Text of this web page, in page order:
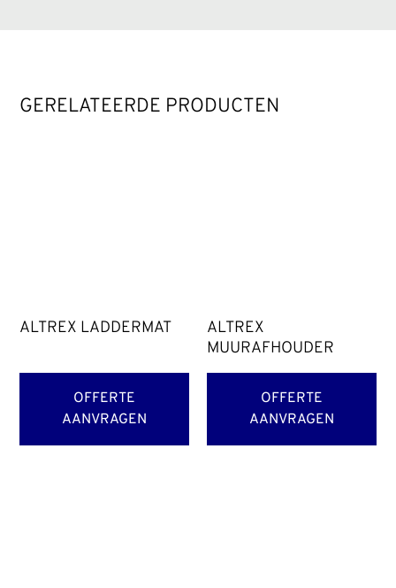
GERELATEERDE PRODUCTEN
ALTREX LADDERMAT
OFFERTE
AANVRAGEN
ALTREX
MUURAFHOUDER
OFFERTE
AANVRAGEN